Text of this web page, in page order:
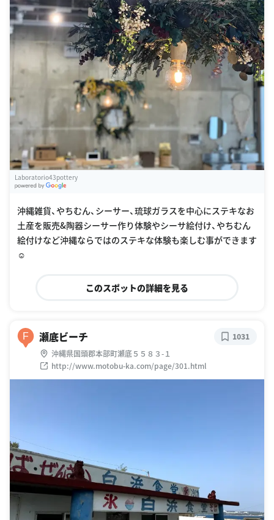
Laboratorio43pottery
沖縄雑貨、やちむん、シーサー、琉球ガラスを中心にステキなお
土産を販売&陶器シーサー作り体験やシーサ絵付け、やちむん
絵付けなど沖縄ならではのステキな体験も楽しむ事ができます
☺️
このスポットの詳細を見る
F 瀬底ビーチ
沖縄県国頭郡本部町瀬底５５８３-１
http://www.motobu-ka.com/page/301.html
1031